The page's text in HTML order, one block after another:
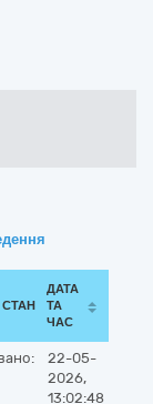
СТАН
ДАТА
ТА
ЧАС
22-05-
2026,
13:02:48